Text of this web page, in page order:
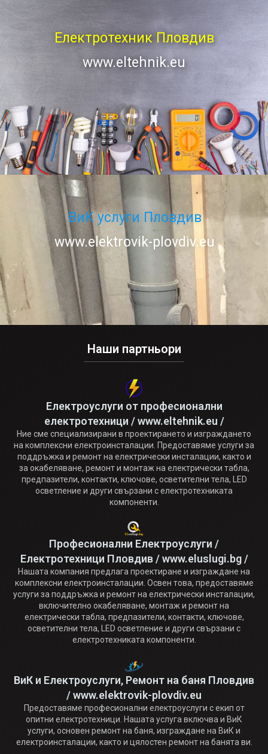
Електротехник Пловдив
www.eltehnik.eu
ВиК услуги Пловдив
www.elektrovik-plovdiv.eu
Наши партньори
Електроуслуги от професионални
електротехници / www.eltehnik.eu /
Ние сме специализирани в проектирането и изграждането
на комплексни електроинсталации. Предоставяме услуги за
поддръжка и ремонт на електрически инсталации, както и
за окабеляване, ремонт и монтаж на електрически табла,
предпазители, контакти, ключове, осветителни тела, LED
осветление и други свързани с електротехниката
компоненти.
Професионални Електроуслуги /
Електротехници Пловдив / www.eluslugi.bg /
Нашата компания предлага проектиране и изграждане на
комплексни електроинсталации. Освен това, предоставяме
услуги за поддръжка и ремонт на електрически инсталации,
включително окабеляване, монтаж и ремонт на
електрически табла, предпазители, контакти, ключове,
осветителни тела, LED осветление и други свързани с
електротехниката компоненти.
ВиК и Електроуслуги, Ремонт на баня Пловдив
/ www.elektrovik-plovdiv.eu
Предоставяме професионални електроуслуги с екип от
опитни електротехници. Нашата услуга включва и ВиК
услуги, основен ремонт на баня, изграждане на ВиК и
електроинсталации, както и цялостен ремонт на банята ви.